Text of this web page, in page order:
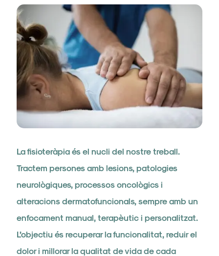
La fisioteràpia és el nucli del nostre treball.
Tractem persones amb lesions, patologies
neurològiques, processos oncològics i
alteracions dermatofuncionals, sempre amb un
enfocament manual, terapèutic i personalitzat.
L’objectiu és recuperar la funcionalitat, reduir el
dolor i millorar la qualitat de vida de cada